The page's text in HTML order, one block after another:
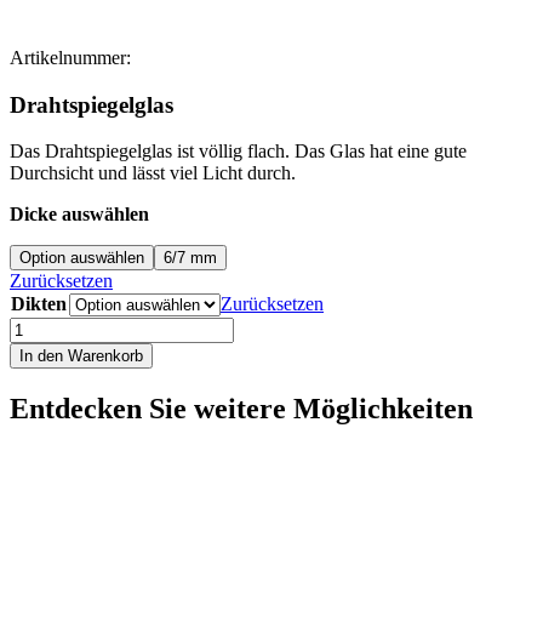
Artikelnummer:
Drahtspiegelglas
Das Drahtspiegelglas ist völlig flach. Das Glas hat eine gute
Durchsicht und lässt viel Licht durch.
Dicke auswählen
Option auswählen 6/7 mm
Zurücksetzen
Dikten
Zurücksetzen
Drahtspiegelglas
Menge
In den Warenkorb
Entdecken Sie weitere Möglichkeiten